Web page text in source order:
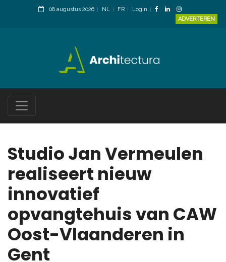
08 augustus 2026 NL FR
Login
ADVERTEREN
Studio Jan Vermeulen
realiseert nieuw
innovatief
opvangtehuis van CAW
Oost-Vlaanderen in
Gent